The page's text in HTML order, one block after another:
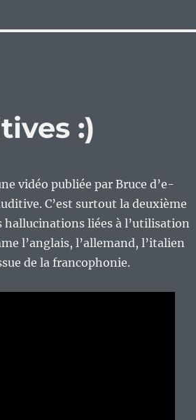
:)
vidéo publiée par Bruce d’e-
C’est surtout la deuxième
hallucinations liées à l’utilisation
l’anglais, l’allemand, l’italien
de la francophonie.